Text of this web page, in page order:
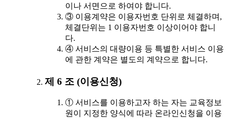
이나 서면으로 하여야 합니다.
③ 이용계약은 이용자번호 단위로 체결하며,
체결단위는 1 이용자번호 이상이어야 합니
다.
④ 서비스의 대량이용 등 특별한 서비스 이용
에 관한 계약은 별도의 계약으로 합니다.
제 6 조 (이용신청)
① 서비스를 이용하고자 하는 자는 교육정보
원이 지정한 양식에 따라 온라인신청을 이용